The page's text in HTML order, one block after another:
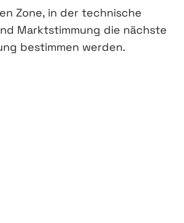
Zone, in der technische
Marktstimmung die nächste
bestimmen werden.